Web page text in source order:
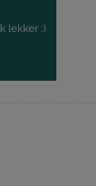
lekker :)